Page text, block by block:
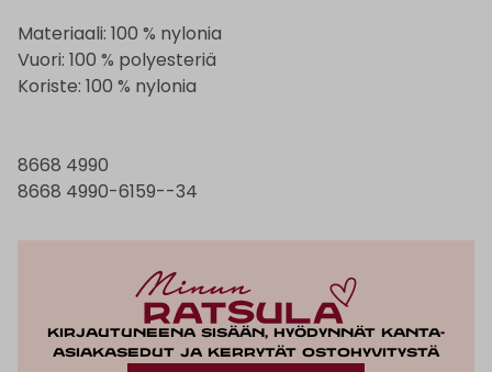
Materiaali: 100 % nylonia
Vuori: 100 % polyesteriä
Koriste: 100 % nylonia
8668 4990
8668 4990-6159--34
Kirjautuneena sisään, hyödynnät kanta-
asiakasedut ja kerrytät ostohyvitystä